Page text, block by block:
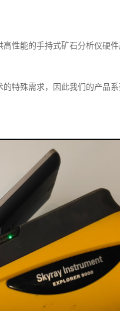
性能的手持式矿石分析仪硬
特殊需求，因此我们的产品